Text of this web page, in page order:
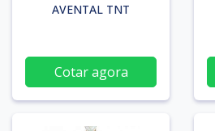
AVENTAL TNT
Cotar agora